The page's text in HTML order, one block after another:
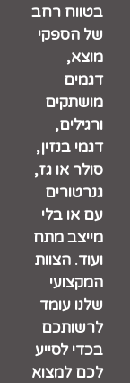
בטווח רחב
של הספקי
מוצא,
דגמים
מושתקים
ורגילים,
דגמי בנזין,
סולר או גז,
גנרטורים
עם או בלי
מייצב מתח
ועוד. הצוות
המקצועי
שלנו עומד
לרשותכם
בכדי לסייע
לכם למצוא